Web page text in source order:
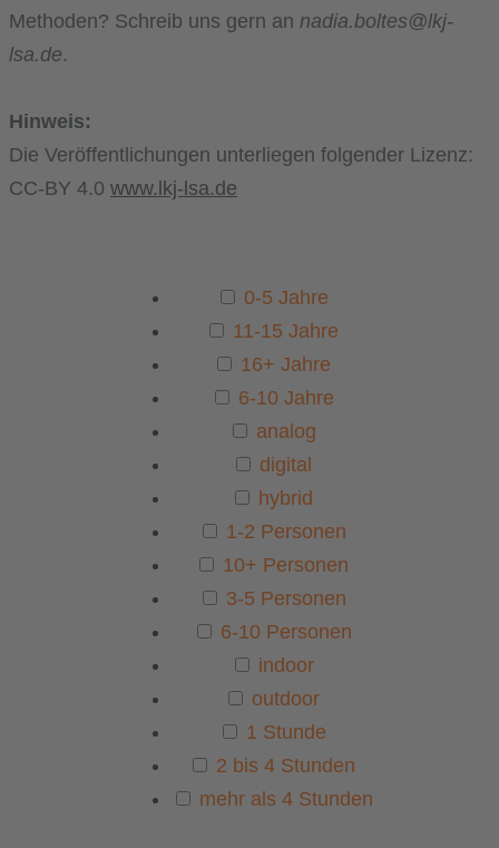
Methoden? Schreib uns gern an nadia.boltes@lkj-
lsa.de.
Hinweis:
Die Veröffentlichungen unterliegen folgender Lizenz:
CC-BY 4.0 www.lkj-lsa.de
0-5 Jahre
11-15 Jahre
16+ Jahre
6-10 Jahre
analog
digital
hybrid
1-2 Personen
10+ Personen
3-5 Personen
6-10 Personen
indoor
outdoor
1 Stunde
2 bis 4 Stunden
mehr als 4 Stunden